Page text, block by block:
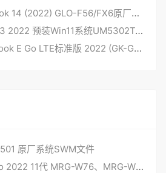
荣耀笔记本MagicBook 14 (2022) GLO-F56/FX6原厂Windows11系统带F10智能还原
华硕原厂系统灵耀X13 2022 预装Win11系统UM5302TA非工厂模式
华为原厂系统MateBook E Go LTE标准版 2022 (GK-G58) 预装Win11 系统ARM版 安装自动创建F10恢复功能 华为OEM系统
原厂系统SWM文件
华为MateBook X Pro 2022 11代 MRG-W76、MRG-W56 原厂windows11系统工厂模式 带F10华为智能一键还原